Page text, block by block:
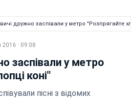
дружно заспівали у метро "Розпрягайте
2016 · 09:08
заспівали у метро
коні"
пісні з відомих